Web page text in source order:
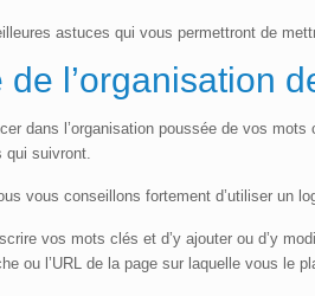
astuces qui vous permettront de
l’organisation
dans l’organisation poussée de vos
qui suivront.
vous conseillons fortement d’utiliser un
vos mots clés et d’y ajouter ou d’y
ou l’URL de la page sur laquelle vous le